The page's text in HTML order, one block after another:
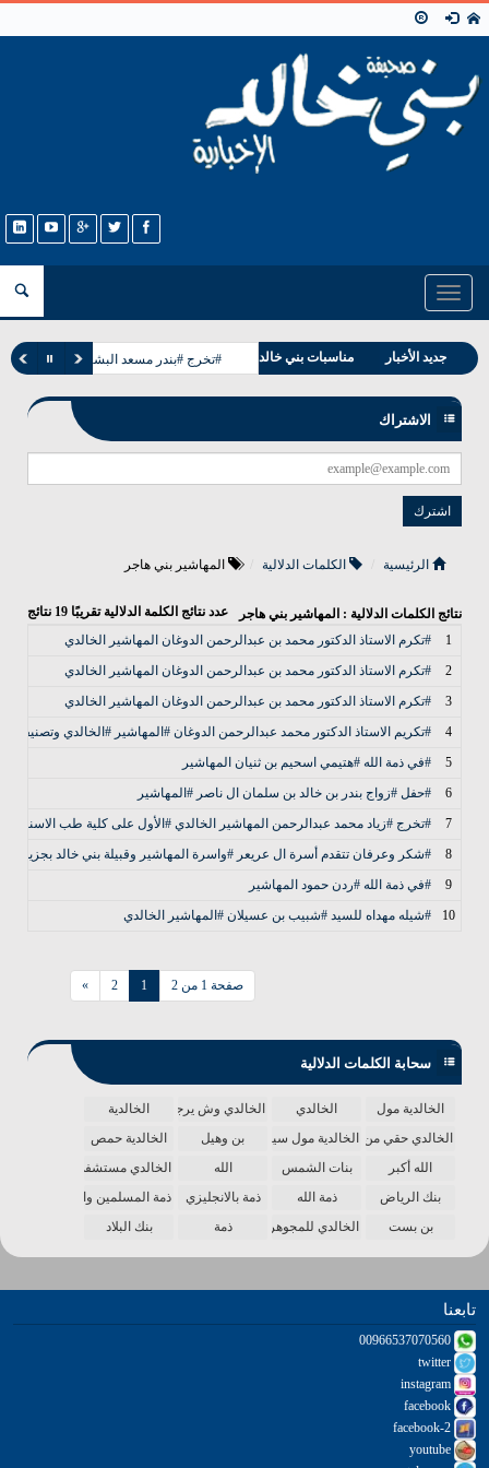
Toggle
navigation
جديد الأخبار
وفيات بني خالد
مناسبات بني خالد #تخرج #بندر مسعد البشيت #الخالدي
الاشتراك
الرئيسية الكلمات الدلالية المهاشير بني هاجر
نتائج الكلمات الدلالية : المهاشير بني هاجر عدد نتائج الكلمة الدلالية تقريبًا 19 نتائج
1
#تكرم الاستاذ الدكتور محمد بن عبدالرحمن الدوغان المهاشير الخالدي
2
#تكرم الاستاذ الدكتور محمد بن عبدالرحمن الدوغان المهاشير الخالدي
3
#تكرم الاستاذ الدكتور محمد بن عبدالرحمن الدوغان المهاشير الخالدي
4
#تكريم الاستاذ الدكتور محمد عبدالرحمن الدوغان #المهاشير #الخالدي وتصنيفه
5
#في ذمة الله #هتيمي اسحيم بن ثنيان المهاشير
6
#حفل #زواج بندر بن خالد بن سلمان ال ناصر #المهاشير
7
#تخرج #زياد محمد عبدالرحمن المهاشير الخالدي #الأول على كلية طب الاسنان
8
#شكر وعرفان تتقدم أسرة ال عريعر #واسرة المهاشير وقبيلة بني خالد بجزيل
9
#في ذمة الله #ردن حمود المهاشير
10
#شيله مهداه للسيد #شبيب بن عسيلان #المهاشير الخالدي
صفحة 1 من 2 1
2
»
سحابة الكلمات الدلالية
الخالدية مول الخالدي الخالدي وش يرجع
الخالدية
الخالدي حقي من الدنياالخالدية مول سينما بن وهيل
الخالدية حمص
الله أكبر
بنات الشمس الله
الخالدي مستشفى
بنك الرياض
ذمة الله ذمة بالانجليزي
ذمة المسلمين واحدة
بن بست
الخالدي للمجوهرات ذمة بنك البلاد
تابعنا